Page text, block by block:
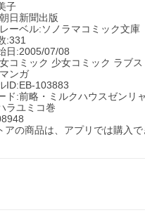
子
日新聞出版
ーベル:ソノラマコミック文庫
:331
日:2005/07/08
コミック 少女コミック ラブ
ンガ
ID:EB-103883
ド:前略・ミルクハウスゼンリ
ラユミコ巻
の商品は、アプリでは購入で